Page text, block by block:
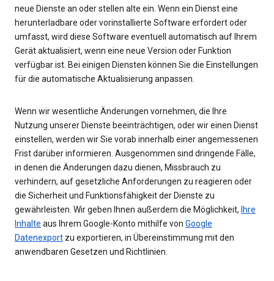
neue Dienste an oder stellen alte ein. Wenn ein Dienst eine
herunterladbare oder vorinstallierte Software erfordert oder
umfasst, wird diese Software eventuell automatisch auf Ihrem
Gerät aktualisiert, wenn eine neue Version oder Funktion
verfügbar ist. Bei einigen Diensten können Sie die Einstellungen
für die automatische Aktualisierung anpassen.
Wenn wir wesentliche Änderungen vornehmen, die Ihre
Nutzung unserer Dienste beeinträchtigen, oder wir einen Dienst
einstellen, werden wir Sie vorab innerhalb einer angemessenen
Frist darüber informieren. Ausgenommen sind dringende Fälle,
in denen die Änderungen dazu dienen, Missbrauch zu
verhindern, auf gesetzliche Anforderungen zu reagieren oder
die Sicherheit und Funktionsfähigkeit der Dienste zu
gewährleisten. Wir geben Ihnen außerdem die Möglichkeit, Ihre
Inhalte aus Ihrem Google-Konto mithilfe von Google
Datenexport zu exportieren, in Übereinstimmung mit den
anwendbaren Gesetzen und Richtlinien.